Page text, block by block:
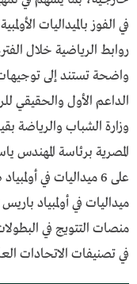
في الفوز بالميداليات
روابط الرياضية خلال
واضحة تستند إلى
الداعم الأول والحقيقي
وزارة الشباب والرياضة
المصرية برئاسة
منصات التتويج في
في تصنيفات الاتحادات